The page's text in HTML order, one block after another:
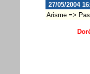
27/05/2004
Arisme =>